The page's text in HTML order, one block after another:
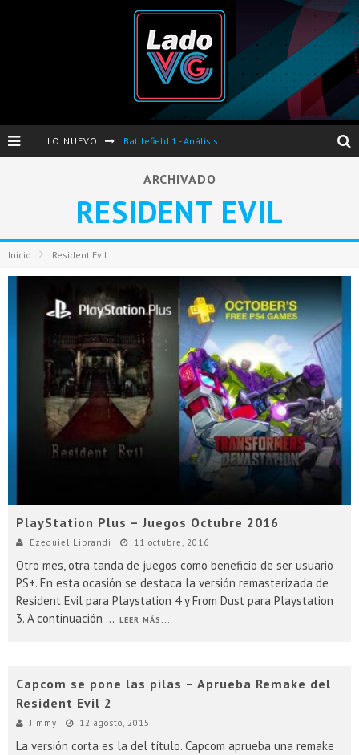
LO NUEVO Battlefield 1 - Análisis
Pro Evolution Soccer 2017 - Análisis
Pausa VG - S04E06 - Nintendo Switch - FIFA/PES - DS III Ashes of Ariandel - Red Dead Redemption 2
Opinión sobre The Last of Us y Left Behind
Presentación oficial de Gears Of War 4 en Argentina
Presentacion Watch Dogs 2 en Argentina
ARCHIVADO
RESIDENT EVIL
Inicio Resident Evil
PlayStation Plus – Juegos Octubre 2016
Ezequiel Librandi 11 octubre, 2016
Otro mes, otra tanda de juegos como beneficio de ser usuario
PS+. En esta ocasión se destaca la versión remasterizada de
Resident Evil para Playstation 4 y From Dust para Playstation
3. A continuación ... LEER MÁS...
Capcom se pone las pilas – Aprueba Remake del
Resident Evil 2
Jimmy 12 agosto, 2015
La versión corta es la del título. Capcom aprueba una remake